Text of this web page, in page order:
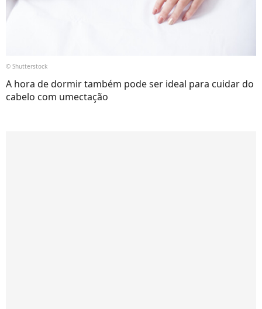
© Shutterstock
A hora de dormir também pode ser ideal para cuidar do
cabelo com umectação